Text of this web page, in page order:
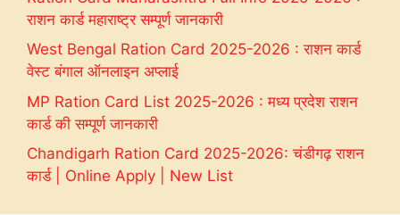
राशन कार्ड महाराष्ट्र सम्पूर्ण जानकारी
West Bengal Ration Card 2025-2026 : राशन कार्ड
वेस्ट बंगाल ऑनलाइन अप्लाई
MP Ration Card List 2025-2026 : मध्य प्रदेश राशन
कार्ड की सम्पूर्ण जानकारी
Chandigarh Ration Card 2025-2026: चंडीगढ़ राशन
कार्ड | Online Apply | New List